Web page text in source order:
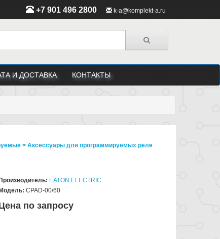
+7 901 496 2800 k-a@komplekt-a.ru
И ДОСТАВКА КОНТАКТЫ
> Аксессуары для программируемых реле
EATON ELECTRIC
CPAD-00/60
по запросу